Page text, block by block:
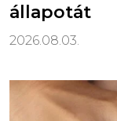
állapotát
2026.08.03.